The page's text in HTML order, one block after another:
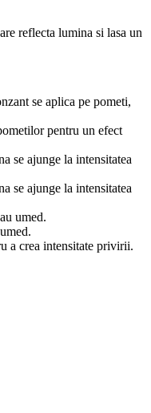
reflecta lumina si lasa un
se aplica pe pometi,
pentru un efect
se ajunge la intensitatea
se ajunge la intensitatea
umed.
a crea intensitate privirii.